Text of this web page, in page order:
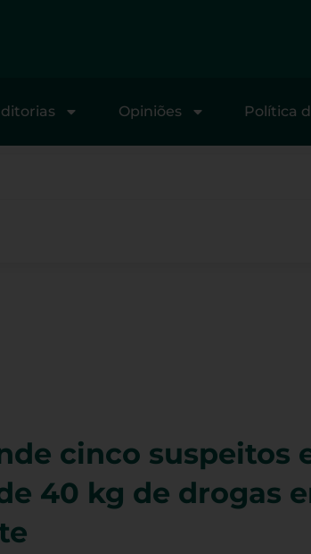
Opiniões Política
cinco suspeitos
40 kg de drogas